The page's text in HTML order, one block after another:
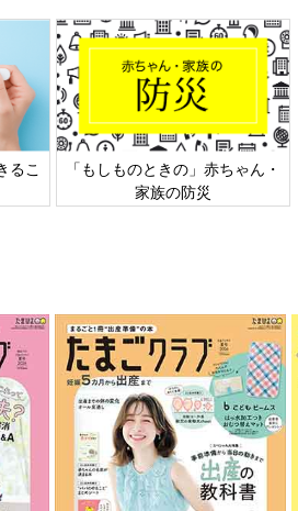
るこ
「もしものときの」赤ちゃん・
家族の防災